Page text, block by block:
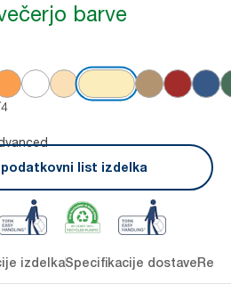
barve
list izdelka
izdelkaSpecifikacije dostave